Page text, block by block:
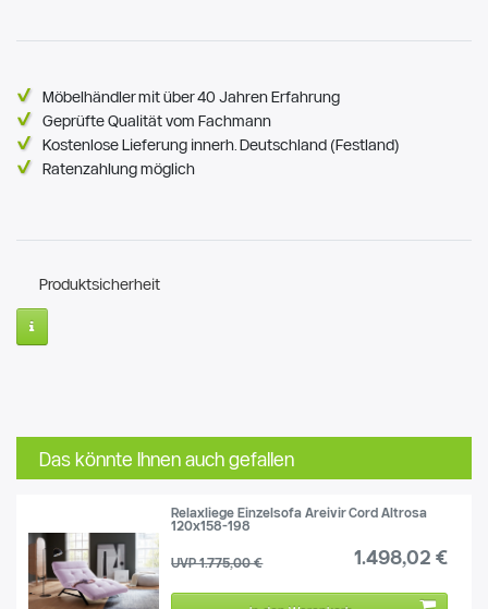
Möbelhändler mit über 40 Jahren Erfahrung
Geprüfte Qualität vom Fachmann
Kostenlose Lieferung innerh. Deutschland (Festland)
Ratenzahlung möglich
Produktsicherheit
Das könnte Ihnen auch gefallen
Relaxliege Einzelsofa Areivir Cord Altrosa
120x158-198
UVP 1.775,00 € 1.498,02 €